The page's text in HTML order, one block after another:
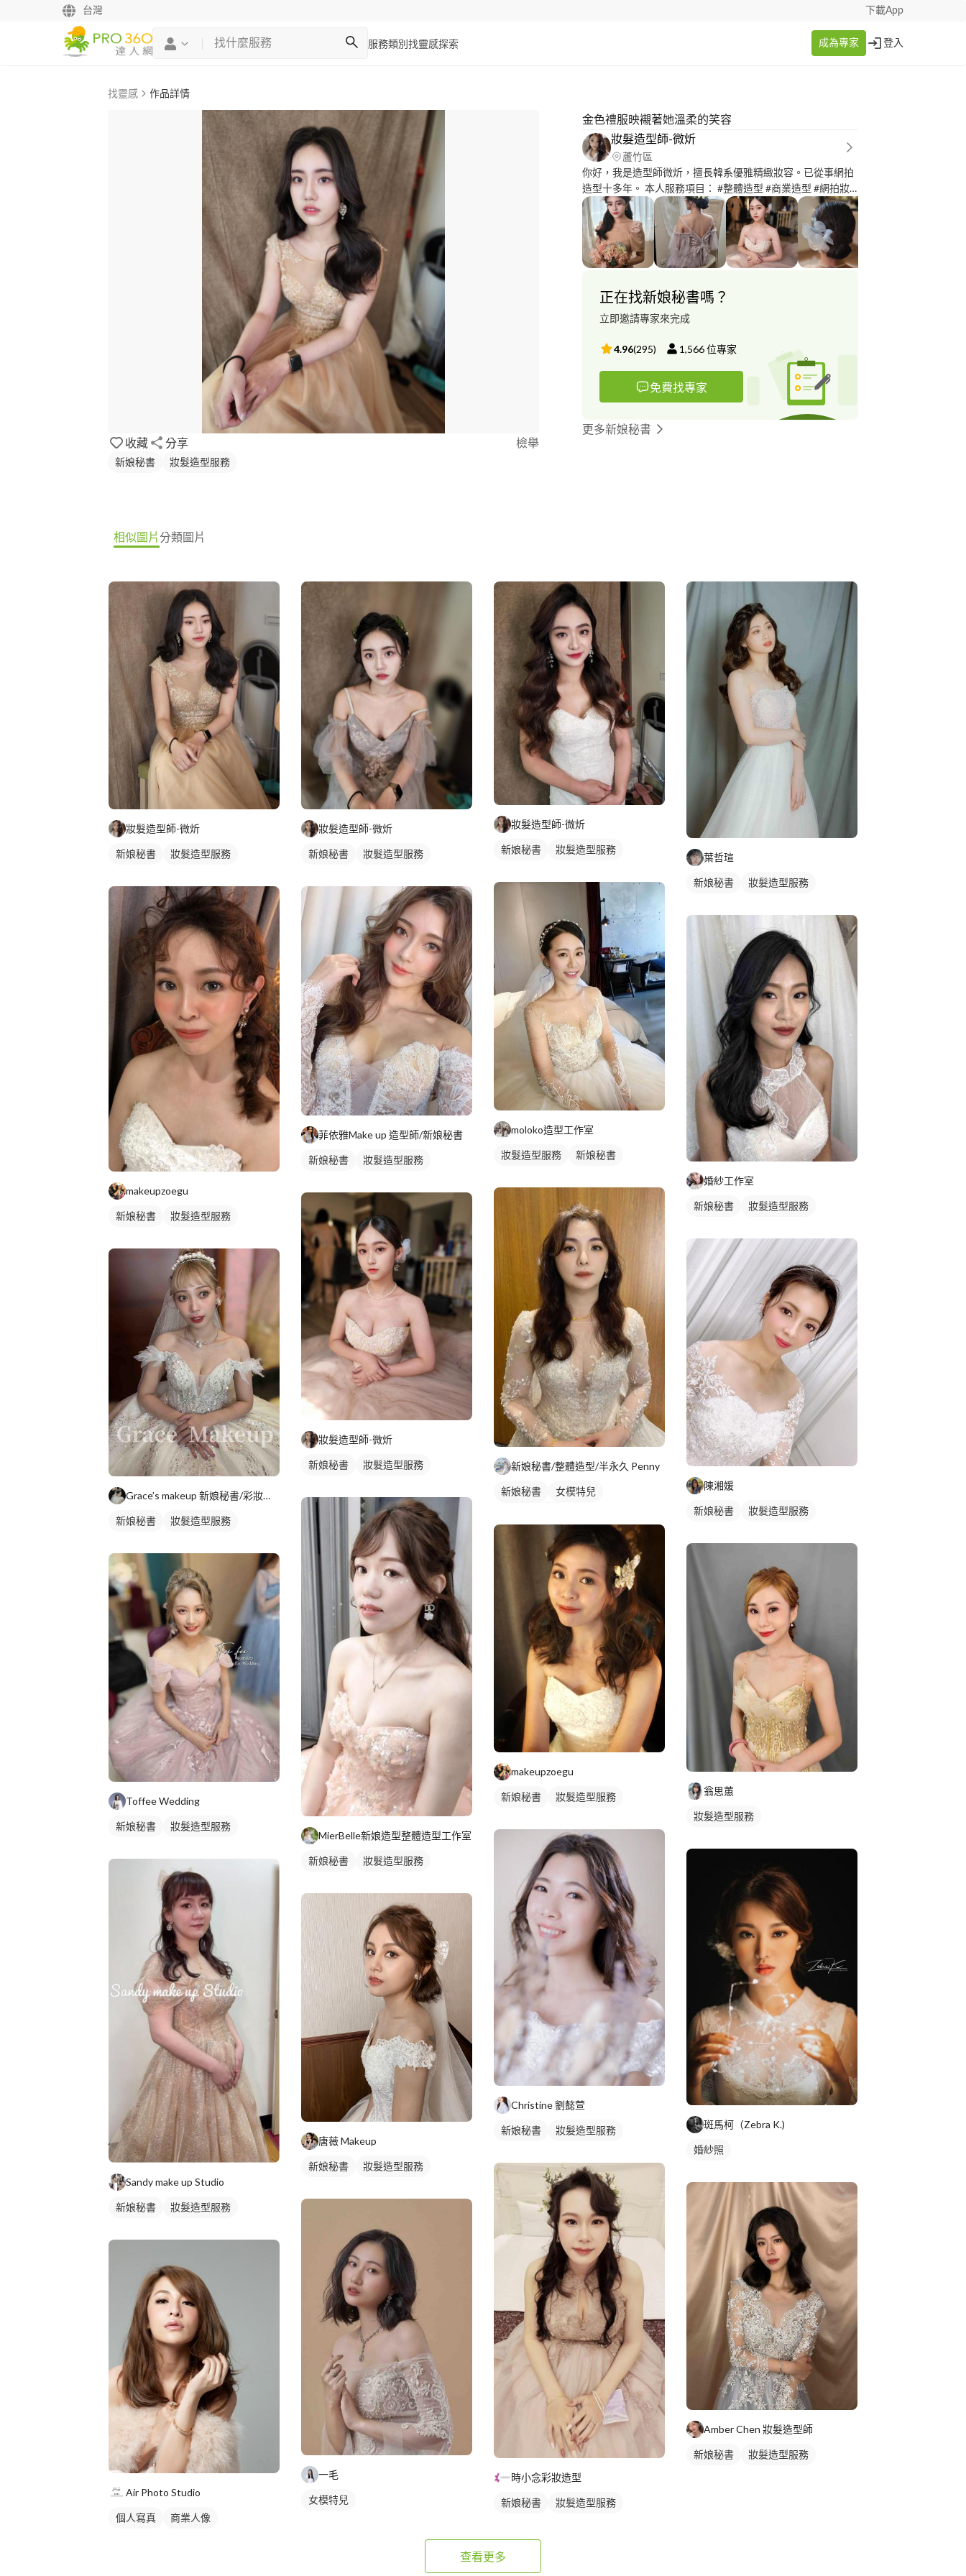
台灣 下載App
服務類別 找靈感探索 成為專家 登入
找靈感 作品詳情
收藏 分享 檢舉
新娘秘書 妝髮造型服務
金色禮服映襯著她溫柔的笑容
妝髮造型師-微炘
蘆竹區
你好，我是造型師微炘，擅長韓系優雅精緻妝容。已從事網拍
造型十多年。 本人服務項目： #整體造型 #商業造型 #網拍妝
髮造型# 專業影像造型 #空姐面試妝髮造型 #尾牙造型 #服飾搭
配等。 歡迎洽詢： ******** id：*********
正在找新娘秘書嗎？
立即邀請專家來完成
4.96(295) 1,566位專家
免費找專家
更多新娘秘書
相似圖片分類圖片
妝髮造型師-微炘
新娘秘書 妝髮造型服務
makeupzoegu
新娘秘書 妝髮造型服務
Grace’s makeup 新娘秘書/彩妝師/造型師
新娘秘書 妝髮造型服務
Toffee Wedding
新娘秘書 妝髮造型服務
Sandy make up Studio
新娘秘書 妝髮造型服務
Air Photo Studio
個人寫真 商業人像
妝髮造型師-微炘
新娘秘書 妝髮造型服務
菲依雅Make up 造型師/新娘秘書
新娘秘書 妝髮造型服務
妝髮造型師-微炘
新娘秘書 妝髮造型服務
MierBelle新娘造型整體造型工作室
新娘秘書 妝髮造型服務
唐薇 Makeup
新娘秘書 妝髮造型服務
一毛
女模特兒
妝髮造型師-微炘
新娘秘書 妝髮造型服務
moloko造型工作室
妝髮造型服務 新娘秘書
新娘秘書/整體造型/半永久 Penny
新娘秘書
女模特兒
makeupzoegu
新娘秘書 妝髮造型服務
Christine 劉懿萱
新娘秘書 妝髮造型服務
時小念彩妝造型
新娘秘書 妝髮造型服務
葉哲瑄
新娘秘書 妝髮造型服務
婚紗工作室
新娘秘書 妝髮造型服務
陳湘媛
新娘秘書 妝髮造型服務
翁思蕙
妝髮造型服務
斑馬柯（Zebra K.)
婚紗照
Amber Chen 妝髮造型師
新娘秘書 妝髮造型服務
查看更多